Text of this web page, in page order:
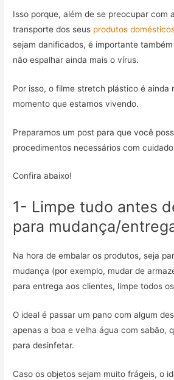
Isso porque, além de se preocupar com
transporte dos seus produtos
sejam danificados, é importante
não espalhar ainda mais o vírus.
Por isso, o filme stretch plástico é ainda
momento que estamos vivendo.
Preparamos um post para que você
procedimentos necessários com
Confira abaixo!
1- Limpe tudo antes
para mudança/
Na hora de embalar os produtos, seja
mudança (por exemplo, mudar de
para entrega aos clientes, limpe todos
O ideal é passar um pano com algum
apenas a boa e velha água com sabão,
para desinfetar.
Caso os objetos sejam muito frágeis, o